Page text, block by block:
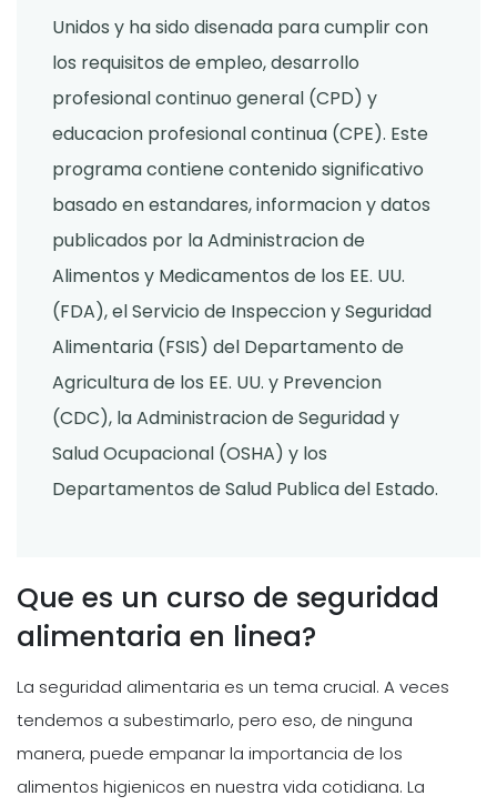
Unidos y ha sido disenada para cumplir con
los requisitos de empleo, desarrollo
profesional continuo general (CPD) y
educacion profesional continua (CPE). Este
programa contiene contenido significativo
basado en estandares, informacion y datos
publicados por la Administracion de
Alimentos y Medicamentos de los EE. UU.
(FDA), el Servicio de Inspeccion y Seguridad
Alimentaria (FSIS) del Departamento de
Agricultura de los EE. UU. y Prevencion
(CDC), la Administracion de Seguridad y
Salud Ocupacional (OSHA) y los
Departamentos de Salud Publica del Estado.
Que es un curso de seguridad
alimentaria en linea?
La seguridad alimentaria es un tema crucial. A veces
tendemos a subestimarlo, pero eso, de ninguna
manera, puede empanar la importancia de los
alimentos higienicos en nuestra vida cotidiana. La